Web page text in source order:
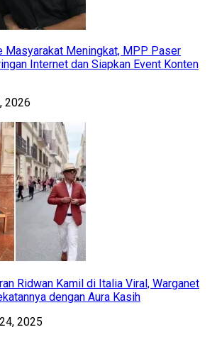
Masyarakat Meningkat, MPP Paser
Internet dan Siapkan Event Konten
2026
Ridwan Kamil di Italia Viral, Warganet
dengan Aura Kasih
2025